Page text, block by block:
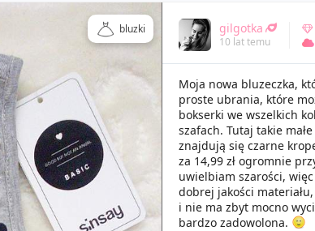
bluzki gilgotka
10 lat temu
Moja nowa bluzeczka,
proste ubrania, które
bokserki we wszelkich
szafach. Tutaj takie
znajdują się czarne
za 14,99 zł ogromnie
uwielbiam szarości,
dobrej jakości
i nie ma zbyt mocno
bardzo zadowolona.